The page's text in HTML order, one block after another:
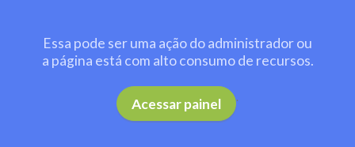
Essa pode ser uma ação do administrador ou
a página está com alto consumo de recursos.
Acessar painel .